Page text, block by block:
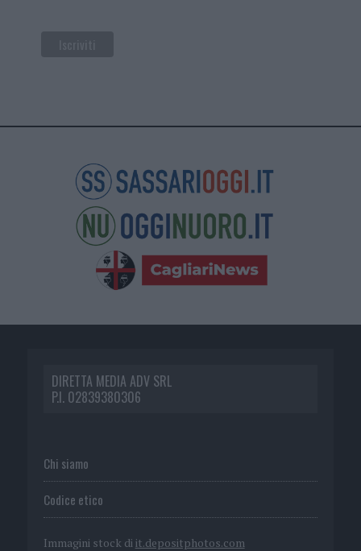
DIRETTA MEDIA ADV SRL
P.I. 02839380306
Chi siamo
Codice etico
Immagini stock di it.depositphotos.com